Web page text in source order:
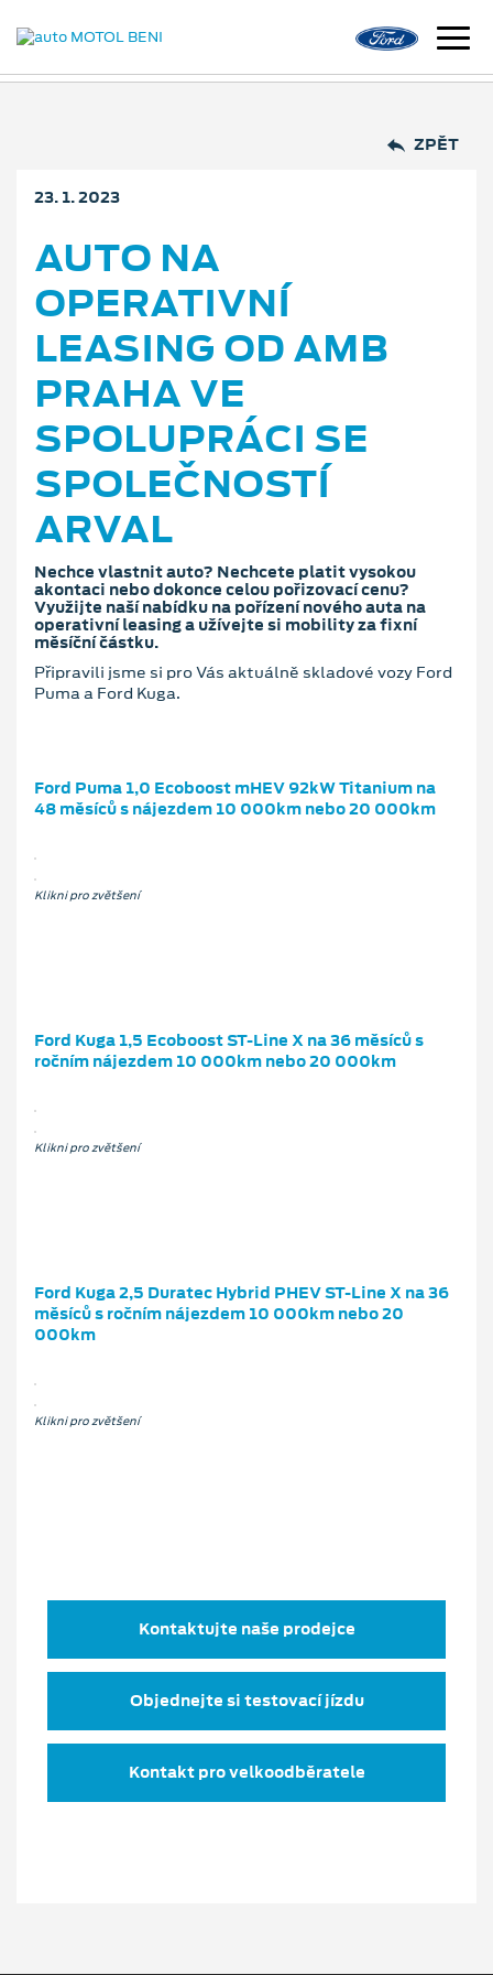
ZPĚT
23. 1. 2023
AUTO NA
OPERATIVNÍ
LEASING OD AMB
PRAHA VE
SPOLUPRÁCI SE
SPOLEČNOSTÍ
ARVAL
Nechce vlastnit auto? Nechcete platit vysokou
akontaci nebo dokonce celou pořizovací cenu?
Využijte naší nabídku na pořízení nového auta na
operativní leasing a užívejte si mobility za fixní
měsíční částku.
Připravili jsme si pro Vás aktuálně skladové vozy Ford
Puma a Ford Kuga.
Ford Puma 1,0 Ecoboost mHEV 92kW Titanium na
48 měsíců s nájezdem 10 000km nebo 20 000km
Klikni pro zvětšení
Ford Kuga 1,5 Ecoboost ST-Line X na 36 měsíců s
ročním nájezdem 10 000km nebo 20 000km
Klikni pro zvětšení
Ford Kuga 2,5 Duratec Hybrid PHEV ST-Line X na 36
měsíců s ročním nájezdem 10 000km nebo 20
000km
Klikni pro zvětšení
Kontaktujte naše prodejce
Objednejte si testovací jízdu
Kontakt pro velkoodběratele